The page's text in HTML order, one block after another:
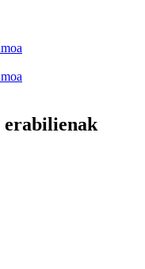
erabilienak